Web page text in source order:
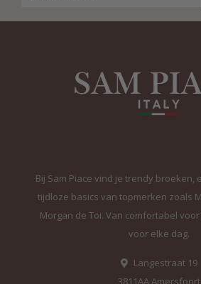
Bij Sam Piace vind je trendy broeken,
tijdloze basics van topmerken zoals
Morgan de Toi. Van comfortabel
voor elke dag.
Langestraat 19
3811AA Amersfoort